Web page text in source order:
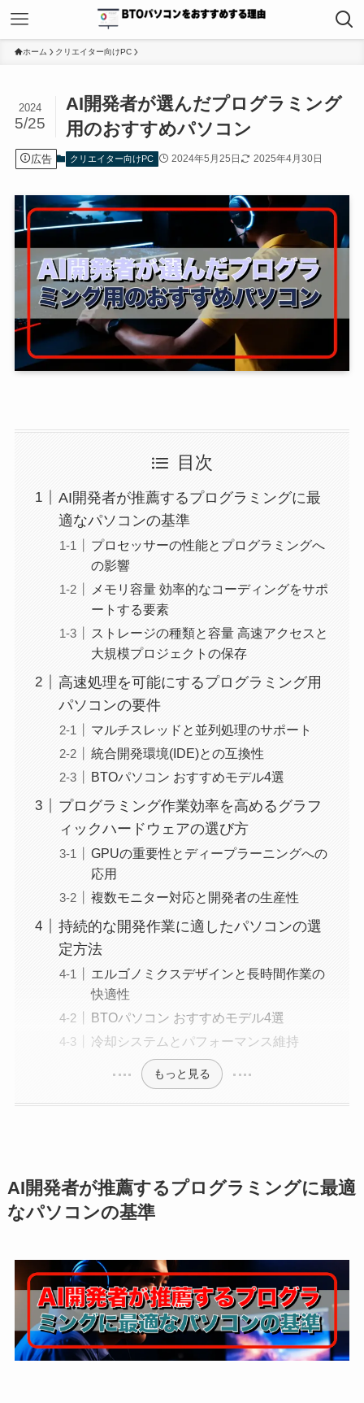
ホーム クリエイター向けPC
AI開発者が選んだプログラミング
用のおすすめパソコン
2024
5/25
広告 クリエイター向けPC 2024年5月25日 2025年4月30日
目次
AI開発者が推薦するプログラミングに最
適なパソコンの基準
プロセッサーの性能とプログラミングへ
の影響
メモリ容量 効率的なコーディングをサポ
ートする要素
ストレージの種類と容量 高速アクセスと
大規模プロジェクトの保存
高速処理を可能にするプログラミング用
パソコンの要件
マルチスレッドと並列処理のサポート
統合開発環境(IDE)との互換性
BTOパソコン おすすめモデル4選
プログラミング作業効率を高めるグラフ
ィックハードウェアの選び方
GPUの重要性とディープラーニングへの
応用
複数モニター対応と開発者の生産性
持続的な開発作業に適したパソコンの選
定方法
エルゴノミクスデザインと長時間作業の
快適性
BTOパソコン おすすめモデル4選
冷却システムとパフォーマンス維持
もっと見る
AI開発者が推薦するプログラミングに最適
なパソコンの基準